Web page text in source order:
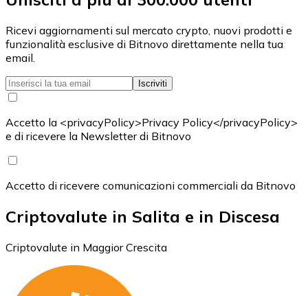
Ricevi aggiornamenti sul mercato crypto, nuovi prodotti e
funzionalità esclusive di Bitnovo direttamente nella tua
email.
Iscriviti
Accetto la <privacyPolicy>Privacy Policy</privacyPolicy>
e di ricevere la Newsletter di Bitnovo
Accetto di ricevere comunicazioni commerciali da Bitnovo
Criptovalute in Salita e in Discesa
Criptovalute in Maggior Crescita